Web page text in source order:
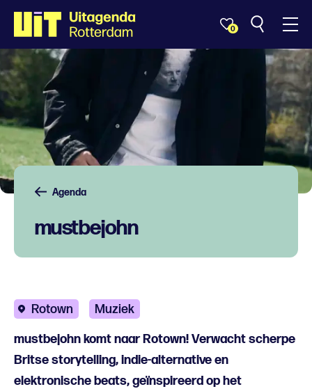
0
Agenda
mustbejohn
Rotown Muziek
mustbejohn komt naar Rotown! Verwacht scherpe
Britse storytelling, indie-alternative en
elektronische beats, geïnspireerd op het